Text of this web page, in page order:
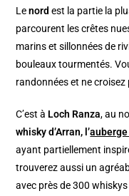
Lenord est la partie la
parcourent les crêtes
marins et sillonnées de
bouleaux tourmentés.
randonnées et ne
C’est à Loch Ranza, au
whisky d’Arran, l’
ayant partiellement
trouverez aussi un
avec près de 300